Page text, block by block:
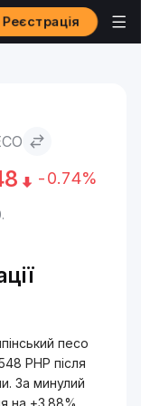
Реєстрація
-0.74%
песо
PHP після
За минулий
на +3.88%.